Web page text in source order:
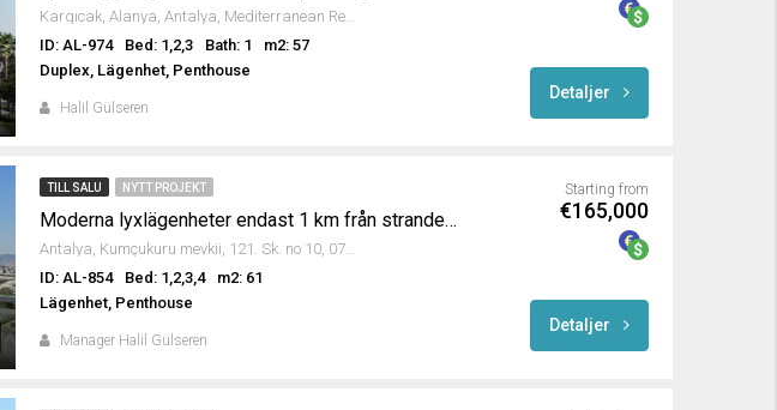
Kargıcak, Alanya, Antalya, Mediterranean Region, 07440, Turkey
ID: AL-974
Bed: 1,2,3 Bath: 1
m2: 57
Duplex, Lägenhet, Penthouse
Halil Gülseren
Detaljer
TILL SALU NYTT PROJEKT
Moderna lyxlägenheter endast 1 km från stranden i Kargicak, Alanya
Antalya, Kumçukuru mevkii, 121. Sk. no 10, 07400 Alanya/Antalya, Turkey
ID: AL-854
Bed: 1,2,3,4
m2: 61
Lägenhet, Penthouse
Manager Halil Gülseren
Starting from
€165,000
Detaljer